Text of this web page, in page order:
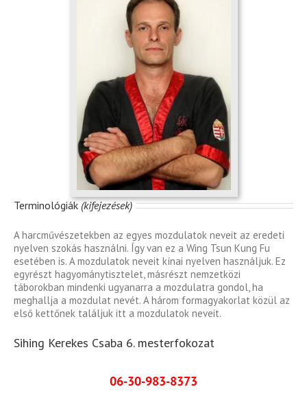
Terminológiák (kifejezések)
A harcművészetekben az egyes mozdulatok neveit az eredeti
nyelven szokás használni. Így van ez a Wing Tsun Kung Fu
esetében is. A mozdulatok neveit kínai nyelven használjuk. Ez
egyrészt hagyománytisztelet, másrészt nemzetközi
táborokban mindenki ugyanarra a mozdulatra gondol, ha
meghallja a mozdulat nevét. A három formagyakorlat közül az
első kettőnek találjuk itt a mozdulatok neveit.
Sihing Kerekes Csaba 6. mesterfokozat
06-30-983-8373